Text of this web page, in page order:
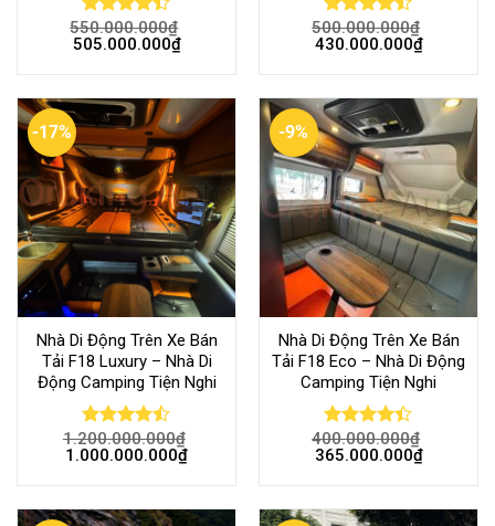
Rated
4.39out
550.000.000₫
505.000.000₫
Rated
4.44out
500.000.000₫
430.000.000₫
-17%
Nhà Di Động Trên Xe Bán
Tải F18 Luxury – Nhà Di
Động Camping Tiện Nghi
Rated
4.42out
1.200.000.000₫
1.000.000.000₫
-9%
Nhà Di Động Trên Xe Bán
Tải F18 Eco – Nhà Di Động
Camping Tiện Nghi
Rated
4.38out
400.000.000₫
365.000.000₫